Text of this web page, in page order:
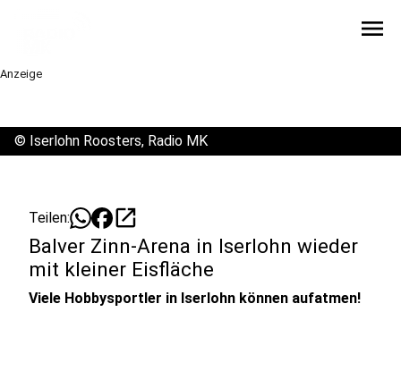
menu
Anzeige
© Iserlohn Roosters, Radio MK
Teilen: open_in_new
Balver Zinn-Arena in Iserlohn wieder
mit kleiner Eisfläche
Viele Hobbysportler in Iserlohn können aufatmen!